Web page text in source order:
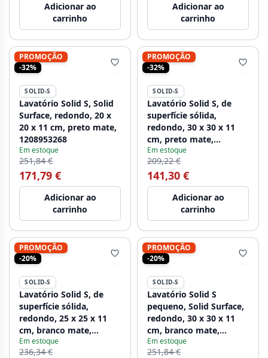
Adicionar ao
carrinho
Adicionar ao
carrinho
PROMOÇÃO
-32%
SOLID-S
Lavatório Solid S, Solid
Surface, redondo, 20 x
20 x 11 cm, preto mate,
1208953268
Em estoque
251,84 €
171,79 €
Adicionar ao
carrinho
PROMOÇÃO
-32%
SOLID-S
Lavatório Solid S, de
superfície sólida,
redondo, 30 x 30 x 11
cm, preto mate,
1208953271
Em estoque
209,22 €
141,30 €
Adicionar ao
carrinho
PROMOÇÃO
-20%
SOLID-S
Lavatório Solid S, de
superfície sólida,
redondo, 25 x 25 x 11
cm, branco mate,
1208953272
Em estoque
236,34 €
PROMOÇÃO
-20%
SOLID-S
Lavatório Solid S
pequeno, Solid Surface,
redondo, 30 x 30 x 11
cm, branco mate,
1208953273
Em estoque
251,84 €